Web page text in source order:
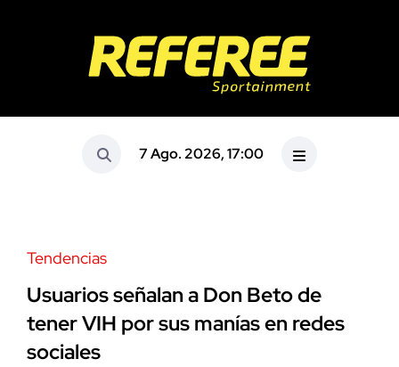
7 Ago. 2026, 17:00
Tendencias
Usuarios señalan a Don Beto de
tener VIH por sus manías en redes
sociales